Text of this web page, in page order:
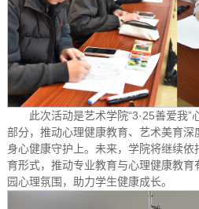
此次活动是艺术学院“3·25善爱我
部分，推动心理健康教育、艺术美育
身心健康守护上。未来，学院将继续
育形式，推动专业教育与心理健康教
园心理氛围，助力学生健康成长。